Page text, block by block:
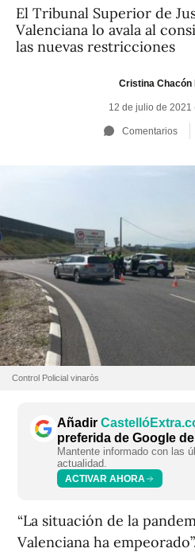
El Tribunal Superior de
Valenciana lo avala al
las nuevas restricciones
Cristina Chacón
12 de julio de 2021
Comentarios
Control Policial vinaròs
Añadir
preferida de Google
Mantente informado con las
actualidad.
ACTIVAR AHORA
“La situación de la
Valenciana ha